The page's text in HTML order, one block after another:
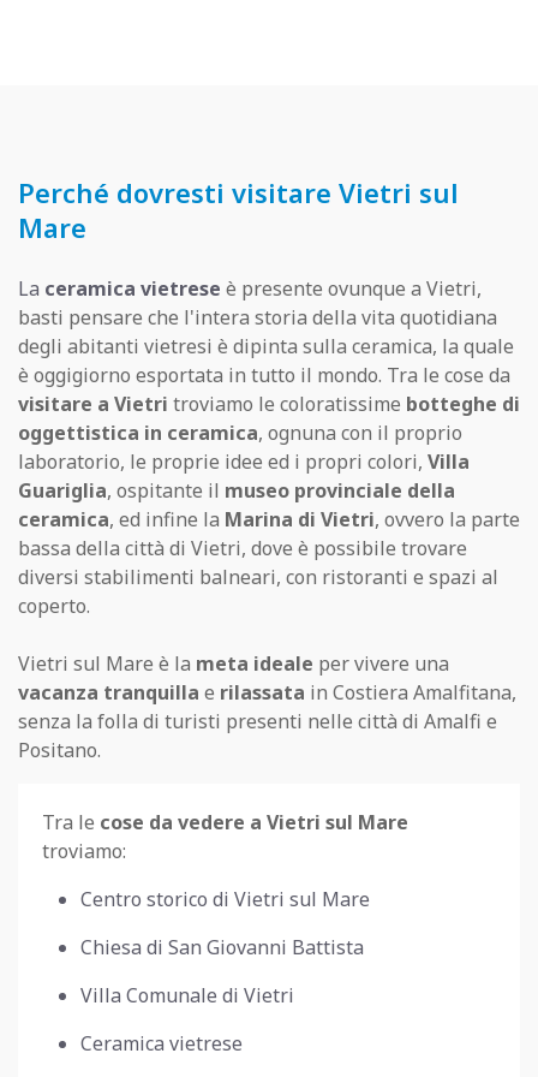
Perché dovresti visitare Vietri sul
Mare
La ceramica vietrese è presente ovunque a Vietri,
basti pensare che l'intera storia della vita quotidiana
degli abitanti vietresi è dipinta sulla ceramica, la quale
è oggigiorno esportata in tutto il mondo. Tra le cose da
visitare a Vietri troviamo le coloratissime botteghe di
oggettistica in ceramica, ognuna con il proprio
laboratorio, le proprie idee ed i propri colori, Villa
Guariglia, ospitante il museo provinciale della
ceramica, ed infine la Marina di Vietri, ovvero la parte
bassa della città di Vietri, dove è possibile trovare
diversi stabilimenti balneari, con ristoranti e spazi al
coperto.
Vietri sul Mare è la meta ideale per vivere una
vacanza tranquilla e rilassata in Costiera Amalfitana,
senza la folla di turisti presenti nelle città di Amalfi e
Positano.
Tra le cose da vedere a Vietri sul Mare
troviamo:
Centro storico di Vietri sul Mare
Chiesa di San Giovanni Battista
Villa Comunale di Vietri
Ceramica vietrese